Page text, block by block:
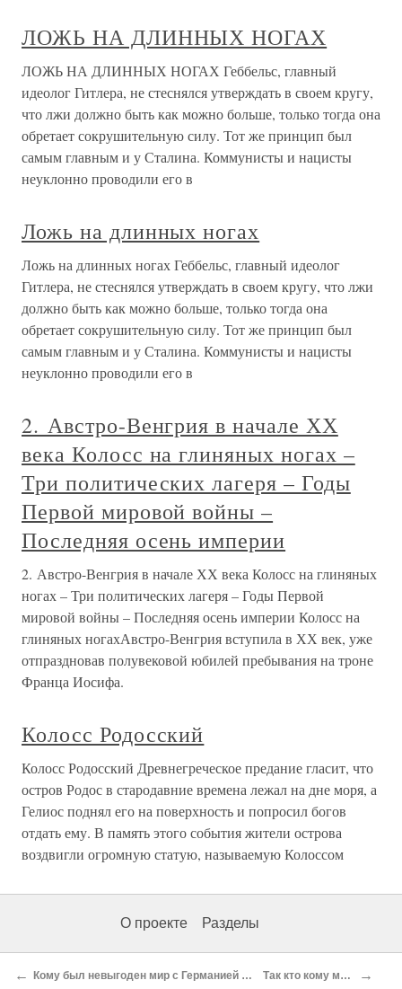
ЛОЖЬ НА ДЛИННЫХ НОГАХ
ЛОЖЬ НА ДЛИННЫХ НОГАХ Геббельс, главный
идеолог Гитлера, не стеснялся утверждать в своем кругу,
что лжи должно быть как можно больше, только тогда она
обретает сокрушительную силу. Тот же принцип был
самым главным и у Сталина. Коммунисты и нацисты
неуклонно проводили его в
Ложь на длинных ногах
Ложь на длинных ногах Геббельс, главный идеолог
Гитлера, не стеснялся утверждать в своем кругу, что лжи
должно быть как можно больше, только тогда она
обретает сокрушительную силу. Тот же принцип был
самым главным и у Сталина. Коммунисты и нацисты
неуклонно проводили его в
2. Австро-Венгрия в начале ХХ
века Колосс на глиняных ногах –
Три политических лагеря – Годы
Первой мировой войны –
Последняя осень империи
2. Австро-Венгрия в начале ХХ века Колосс на глиняных
ногах – Три политических лагеря – Годы Первой
мировой войны – Последняя осень империи Колосс на
глиняных ногахАвстро-Венгрия вступила в ХХ век, уже
отпраздновав полувековой юбилей пребывания на троне
Франца Иосифа.
Колосс Родосский
Колосс Родосский Древнегреческое предание гласит, что
остров Родос в стародавние времена лежал на дне моря, а
Гелиос поднял его на поверхность и попросил богов
отдать ему. В память этого события жители острова
воздвигли огромную статую, называемую Колоссом
О проекте Разделы
← Кому был невыгоден мир с Германией и Японией? Так кто кому мешал? →